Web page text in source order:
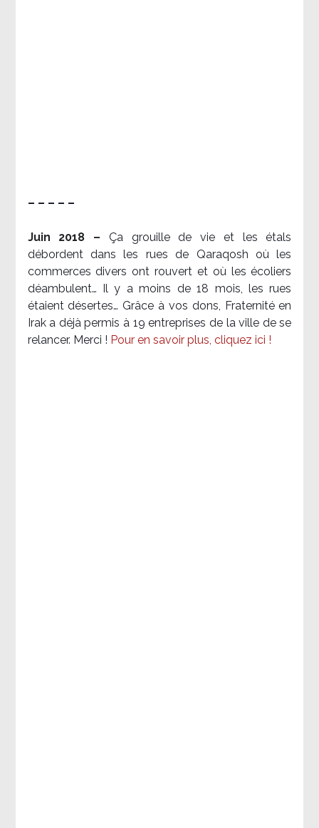
– – – – –
Juin 2018 – Ça grouille de vie et les étals
débordent dans les rues de Qaraqosh où les
commerces divers ont rouvert et où les écoliers
déambulent… Il y a moins de 18 mois, les rues
étaient désertes… Grâce à vos dons, Fraternité en
Irak a déjà permis à 19 entreprises de la ville de se
relancer. Merci ! Pour en savoir plus, cliquez ici !